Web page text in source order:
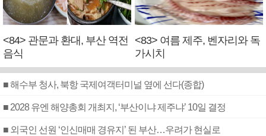
<84> 관문과 환대, 부산 역전
음식
<83> 여름 제주, 벤자리와 독
가시치
■ 해수부 청사, 북항 국제여객터미널 옆에 선다(종합)
■ 2028 유엔 해양총회 개최지, ‘부산이냐 제주냐’ 10일 결정
■ 외국인 선원 ‘인신매매 경유지’ 된 부산…우려가 현실로